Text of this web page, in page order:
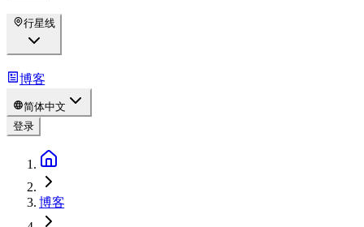
行星线
博客
简体中文
登录
博客